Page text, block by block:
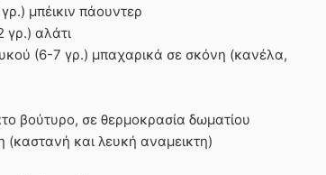
μπέικιν πάουντερ
γρ.) αλάτι
(6-7 γρ.) μπαχαρικά σε σκόνη (κανέλα,
βούτυρο, σε θερμοκρασία δωματίου
(καστανή και λευκή αναμεικτη)